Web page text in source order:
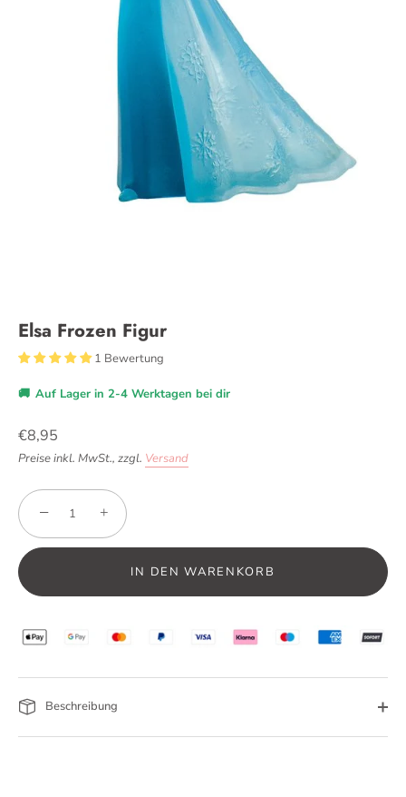
Elsa Frozen Figur
1 Bewertung
🚚 Auf Lager in 2-4 Werktagen bei dir
€8,95
Preise inkl. MwSt., zzgl. Versand
− +
IN DEN WARENKORB
Beschreibung